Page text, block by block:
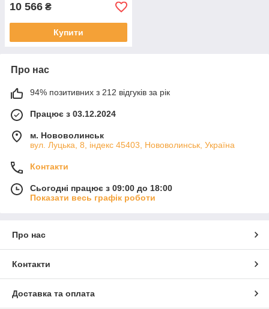
10 566 ₴
Купити
Про нас
94% позитивних з 212 відгуків за рік
Працює з 03.12.2024
м. Нововолинськ
вул. Луцька, 8, індекс 45403, Нововолинськ, Україна
Контакти
Сьогодні працює з 09:00 до 18:00
Показати весь графік роботи
Про нас
Контакти
Доставка та оплата